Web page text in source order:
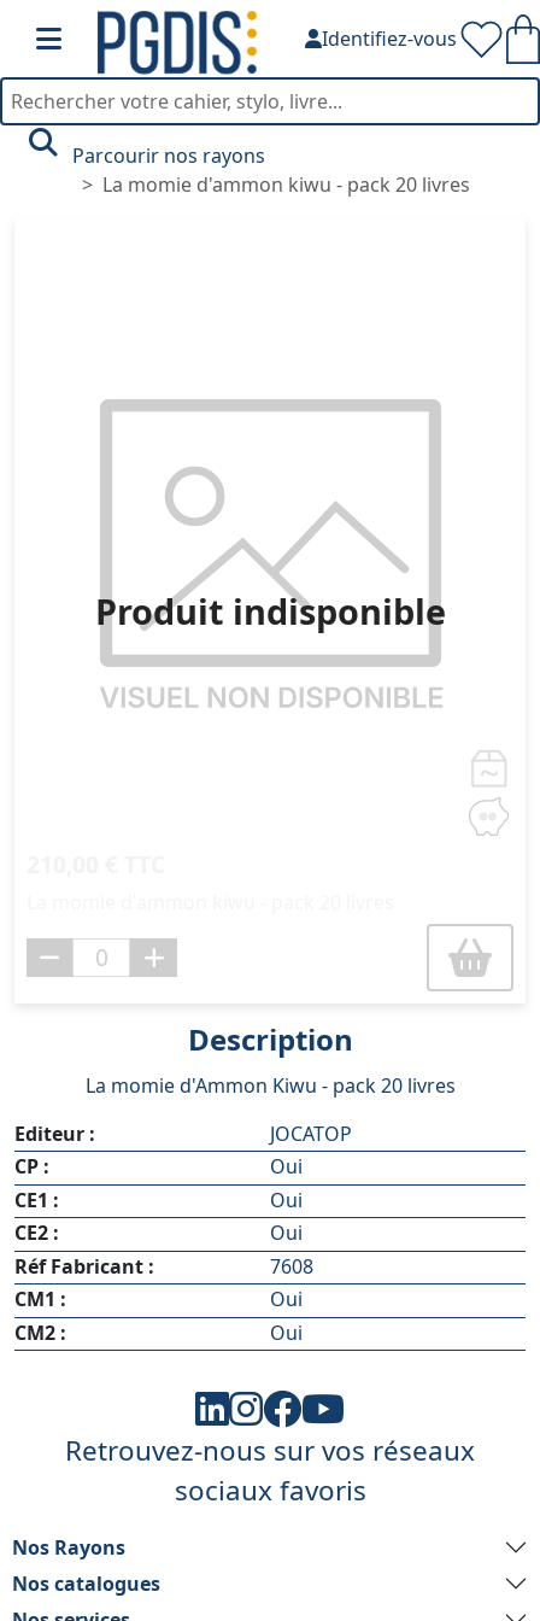
Identifiez-vous
Parcourir nos rayons
La momie d'ammon kiwu - pack 20 livres
Produit indisponible
Description
La momie d'Ammon Kiwu - pack 20 livres
Editeur :
JOCATOP
CP :
Oui
CE1 :
Oui
CE2 :
Oui
Réf Fabricant :
7608
CM1 :
Oui
CM2 :
Oui
Retrouvez-nous sur vos réseaux
sociaux favoris
Nos Rayons
Nos catalogues